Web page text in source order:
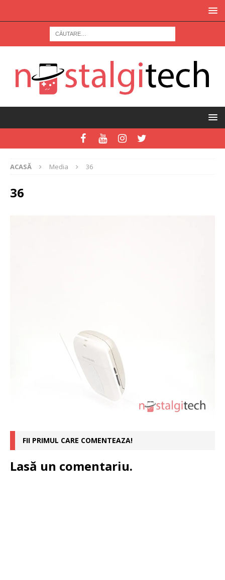
ACASĂ Media 36
36
FII PRIMUL CARE COMENTEAZA!
Lasă un comentariu.